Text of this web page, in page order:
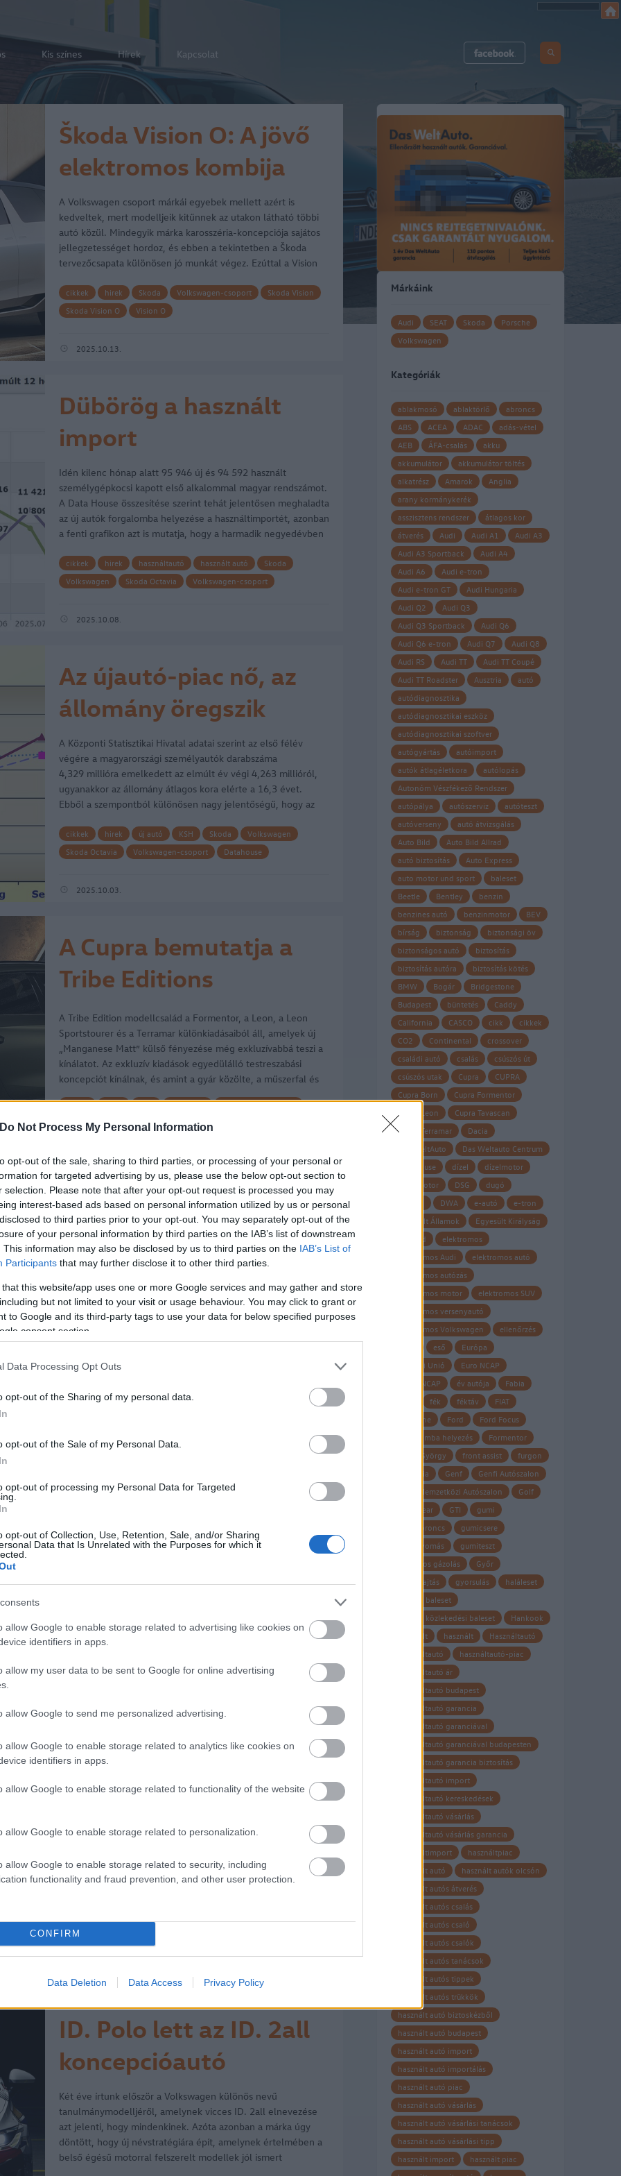
Do Not Process My Personal Information
opt-out of the sale, sharing to third parties, or processing of your personal or
for targeted advertising by us, please use the below opt-out section to
selection. Please note that after your opt-out request is processed you may
interest-based ads based on personal information utilized by us or personal
to third parties prior to your opt-out. You may separately opt-out of the
of your personal information by third parties on the IAB’s list of downstream
This information may also be disclosed by us to third parties on the IAB’s List of
Participants that may further disclose it to other third parties.
that this website/app uses one or more Google services and may gather and store
but not limited to your visit or usage behaviour. You may click to grant or
to Google and its third-party tags to use your data for below specified purposes
consent section.
Data Processing Opt Outs
opt-out of the Sharing of my personal data.
opt-out of the Sale of my Personal Data.
opt-out of processing my Personal Data for Targeted
opt-out of Collection, Use, Retention, Sale, and/or Sharing
Data that Is Unrelated with the Purposes for which it
allow Google to enable storage related to advertising like cookies on
identifiers in apps.
allow my user data to be sent to Google for online advertising
allow Google to send me personalized advertising.
allow Google to enable storage related to analytics like cookies on
identifiers in apps.
allow Google to enable storage related to functionality of the website
allow Google to enable storage related to personalization.
allow Google to enable storage related to security, including
functionality and fraud prevention, and other user protection.
CONFIRM
Data Deletion Data Access Privacy Policy
Kis színes Hírek Kapcsolat
Škoda Vision O: A jövő
elektromos kombija
A Volkswagen csoport márkái egyebek mellett azért is
kedveltek, mert modelljeik kitűnnek az utakon látható többi
autó közül. Mindegyik márka karosszéria-koncepciója sajátos
jellegzetességet hordoz, és ebben a tekintetben a Škoda
tervezőcsapata különösen jó munkát végez. Ezúttal a Vision
cikkek hirek Skoda Volkswagen-csoport
Skoda Vision
Skoda Vision O
Vision O
2025.10.13.
Dübörög a használt
import
Idén kilenc hónap alatt 95 946 új és 94 592 használt
személygépkocsi kapott első alkalommal magyar rendszámot.
A Data House összesítése szerint tehát jelentősen meghaladta
az új autók forgalomba helyezése a használtimportét, azonban
a fenti grafikon azt is mutatja, hogy a harmadik negyedévben
cikkek hirek használtautó használt autó
Skoda
Volkswagen
Skoda Octavia
Volkswagen-csoport
2025.10.08.
Az újautó-piac nő, az
állomány öregszik
A Központi Statisztikai Hivatal adatai szerint az első félév
végére a magyarországi személyautók darabszáma
4,329 millióra emelkedett az elmúlt év végi 4,263 millióról,
ugyanakkor az állomány átlagos kora elérte a 16,3 évet.
Ebből a szempontból különösen nagy jelentőségű, hogy az
cikkek hirek új autó KSH Skoda
Volkswagen
Skoda Octavia
Volkswagen-csoport
Datahouse
újautó-piac
2025.10.03.
A Cupra bemutatja a
Tribe Editions
modelleket
A Tribe Edition modellcsalád a Formentor, a Leon, a Leon
Sportstourer és a Terramar különkiadásaiból áll, amelyek új
„Manganese Matt” külső fényezése még exkluzívabbá teszi a
kínálatot. Az exkluzív kiadások egyedülálló testreszabási
koncepciót kínálnak, és amint a gyár közölte, a műszerfal és
a…
cikkek hirek Seat Seat Leon
Volkswagen-csoport
CUPRA
CUPRA Formentor
Cupra Terramar
2025.09.26.
Idén is élénkül a
használtpiac
Augusztus végéig 2,9 százalékkal 619 995-re bővült a
személyautó átírások száma az elmúlt év azonos időszakához
képest. Amint a Data House fenti grafikonja mutatja, a múlt
hónapban ugyan kissé lanyhult a forgalom, de még így is
75 007 kocsi cserélt gazdát, 8,3 százalékkal több, mint egy
évvel…
cikkek
Volkswagen
Volkswagen-csoport
Das WeltAuto
Müncheni autószalon:
A Volkswagen szeptember 8-án, a müncheni IAA MOBILITY
ID. Cross Conceptet. Az Urban Jungle-zöld ID. Cross Concept
cikkek Volkswagen
T-Roc második
generáció, új dizájnnal
A Volkswagen gondolt egyet, és az új T-Roc „Mild” hibrid
meghajtást kapott alapfelszereltségként. Az autó kizárólag,
Európában. A piacra kerüléskor két 48 V-os mild hibrid hajtás
(1.5 eTSI) lesz elérhető 85 kW (116 LE) és 110 kW (150 LE)…
Volkswagen-csoport
ID. Polo lett az ID. 2all
koncepcióautó
Két éve írtunk először a Volkswagen különös nevű
tanulmánymodelljéről, amelynek vicces ID. 2all elnevezése
azt jelenti, hogy mindenkinek. Azóta azonban a márka úgy
döntött, hogy új névstratégiára épít, amelynek értelmében a
belső égésű motorral felszerelt modellek jól ismert
Márkáink
Audi SEAT Skoda
Porsche
Volkswagen
Kategóriák
ablakmosó ablaktörlő
abroncs
ABS
ACEA ADAC
adás-vétel
AEB
ÁFA-csalás
akku
akkumulátor
akkumulátor töltés
alkatrész
Amarok
Anglia
arany kormánykerék
asszisztens rendszer
átlagos kor
átverés
Audi Audi A1
Audi A3
Audi A3 Sportback
Audi A4
Audi A6
Audi e-tron
Audi e-tron GT
Audi Hungaria
Audi Q2
Audi Q3
Audi Q3 Sportback
Audi Q6
Audi Q6 e-tron
Audi Q7
Audi Q8
Audi RS
Audi TT
Audi TT Coupé
Audi TT Roadster
Ausztria
autó
autódiagnosztika
autódiagnosztikai eszköz
autódiagnosztikai szoftver
autógyártás
autóimport
autók átlagéletkora
autólopás
Autonóm Vészfékező Rendszer
autópálya
autószerviz
autóteszt
autóverseny
autó átvizsgálás
Auto Bild
Auto Bild Allrad
autó biztosítás
Auto Express
auto motor und sport
baleset
Beetle
Bentley
benzin
benzines autó
benzinmotor
BEV
bírság
biztonság
biztonsági öv
biztonságos autó
biztosítás
biztosítás autóra
biztosítás kötés
BMW
Bogár
Bridgestone
Budapest
büntetés
Caddy
California
CASCO cikk
cikkek
CO2
Continental
crossover
családi autó
csalás
csúszós út
csúszós utak
Cupra
CUPRA
Cupra Born
Cupra Formentor
Cupra Leon
Cupra Tavascan
Cupra Terramar
Dacia
Das WeltAuto
Das Weltauto Centrum
Datahouse
dízel
dízelmotor
dízel motor
DSG
dugó
DWA e-autó
e-tron
Egyesült Államok
Egyesült Királyság
eHybrid
elektromos
elektromos Audi
elektromos autó
elektromos autózás
elektromos motor
elektromos SUV
elektromos versenyautó
elektromos Volkswagen
ellenőrzés
eső
Európa
Európai Unió
Euro NCAP
EURO NCAP
év autója
Fabia
fék féktáv
FIAT
Firestone
Ford
Ford Focus
forgalomba helyezés
Formentor
Frank György
front assist
furgon
garancia
Genf
Genfi Autószalon
Genfi Nemzetközi Autószalon
Golf
Goodyear
GTI
gumi
gumiabroncs
gumicsere
guminyomás
gumiteszt
gyalogos gázolás
Győr
gyorshajtás
gyorsulás
haláleset
halálos baleset
halálos közlekedési baleset
Hankook
hasznalt
használt
Használtautó
használtautó
használtautó-piac
használtautó ár
használtautó budapest
használtautó garancia
használtautó garanciával
használtautó garanciával budapesten
használtautó garancia biztosítás
használtautó import
használtautó kereskedések
használtautó vásárlás
használtautó vásárlás garancia
használtimport
használtpiac
használt autó
használt autók olcsón
használt autós átverés
használt autós csalás
használt autós csaló
használt autós csalók
használt autós tanácsok
használt autós tippek
használt autós trükkök
használt autó biztoskézből
használt autó budapest
használt autó import
használt autó importálás
használt autó piac
használt autó vásárlás
használt autó vásárlási tanácsok
használt autó vásárlási tipp
használt import
használt piac